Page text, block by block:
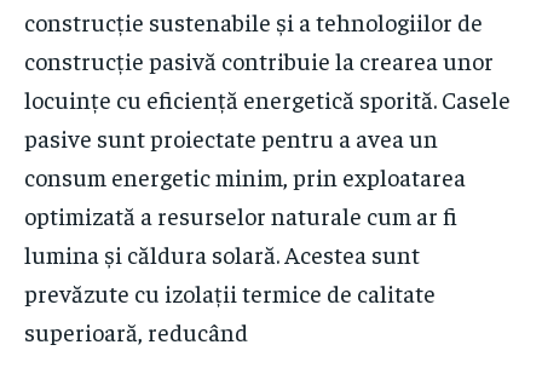
construcție sustenabile și a tehnologiilor de
construcție pasivă contribuie la crearea unor
locuințe cu eficiență energetică sporită. Casele
pasive sunt proiectate pentru a avea un
consum energetic minim, prin exploatarea
optimizată a resurselor naturale cum ar fi
lumina și căldura solară. Acestea sunt
prevăzute cu izolații termice de calitate
superioară, reducând